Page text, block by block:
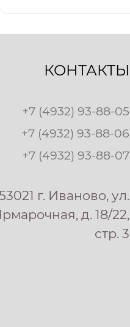
КОНТАКТЫ
+7 (4932) 93-88-05
+7 (4932) 93-88-06
+7 (4932) 93-88-07
г. Иваново, ул.
д. 18/22,
стр. 3